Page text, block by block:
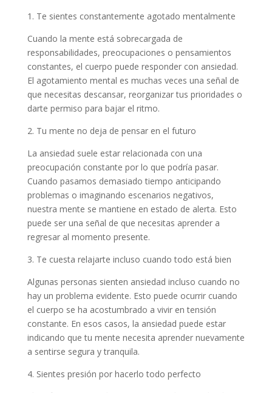
1. Te sientes constantemente agotado mentalmente
Cuando la mente está sobrecargada de
responsabilidades, preocupaciones o pensamientos
constantes, el cuerpo puede responder con ansiedad.
El agotamiento mental es muchas veces una señal de
que necesitas descansar, reorganizar tus prioridades o
darte permiso para bajar el ritmo.
2. Tu mente no deja de pensar en el futuro
La ansiedad suele estar relacionada con una
preocupación constante por lo que podría pasar.
Cuando pasamos demasiado tiempo anticipando
problemas o imaginando escenarios negativos,
nuestra mente se mantiene en estado de alerta. Esto
puede ser una señal de que necesitas aprender a
regresar al momento presente.
3. Te cuesta relajarte incluso cuando todo está bien
Algunas personas sienten ansiedad incluso cuando no
hay un problema evidente. Esto puede ocurrir cuando
el cuerpo se ha acostumbrado a vivir en tensión
constante. En esos casos, la ansiedad puede estar
indicando que tu mente necesita aprender nuevamente
a sentirse segura y tranquila.
4. Sientes presión por hacerlo todo perfecto